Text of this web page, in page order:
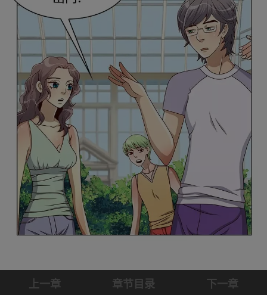
上一章 章节目录 下一章